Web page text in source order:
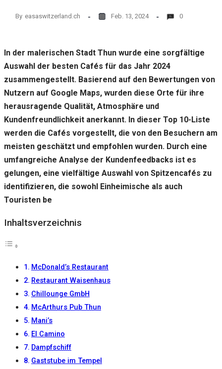
By easaswitzerland.ch Feb. 13, 2024 0
In der malerischen Stadt Thun wurde eine sorgfältige
Auswahl der besten Cafés für das Jahr 2024
zusammengestellt. Basierend auf den Bewertungen von
Nutzern auf Google Maps, wurden diese Orte für ihre
herausragende Qualität, Atmosphäre und
Kundenfreundlichkeit anerkannt. In dieser Top 10-Liste
werden die Cafés vorgestellt, die von den Besuchern am
meisten geschätzt und empfohlen wurden. Durch eine
umfangreiche Analyse der Kundenfeedbacks ist es
gelungen, eine vielfältige Auswahl von Spitzencafés zu
identifizieren, die sowohl Einheimische als auch
Touristen be
Inhaltsverzeichnis
McDonald’s Restaurant
Restaurant Waisenhaus
Chillounge GmbH
McArthurs Pub Thun
Mani’s
El Camino
Dampfschiff
Gaststube im Tempel